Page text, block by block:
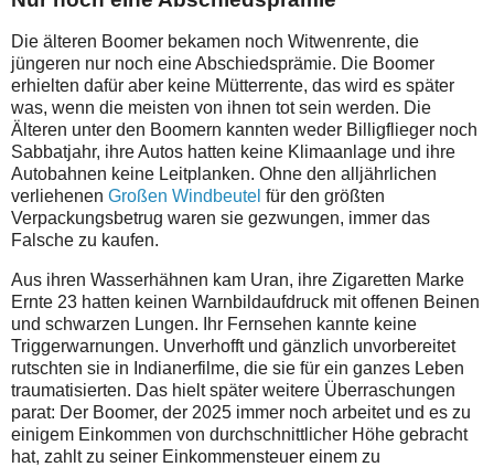
Die älteren Boomer bekamen noch Witwenrente, die
jüngeren nur noch eine Abschiedsprämie. Die Boomer
erhielten dafür aber keine Mütterrente, das wird es später
was, wenn die meisten von ihnen tot sein werden. Die
Älteren unter den Boomern kannten weder Billigflieger noch
Sabbatjahr, ihre Autos hatten keine Klimaanlage und ihre
Autobahnen keine Leitplanken. Ohne den alljährlichen
verliehenen Großen Windbeutel für den größten
Verpackungsbetrug waren sie gezwungen, immer das
Falsche zu kaufen.
Aus ihren Wasserhähnen kam Uran, ihre Zigaretten Marke
Ernte 23 hatten keinen Warnbildaufdruck mit offenen Beinen
und schwarzen Lungen. Ihr Fernsehen kannte keine
Triggerwarnungen. Unverhofft und gänzlich unvorbereitet
rutschten sie in Indianerfilme, die sie für ein ganzes Leben
traumatisierten. Das hielt später weitere Überraschungen
parat: Der Boomer, der 2025 immer noch arbeitet und es zu
einigem Einkommen von durchschnittlicher Höhe gebracht
hat, zahlt zu seiner Einkommensteuer einem zu